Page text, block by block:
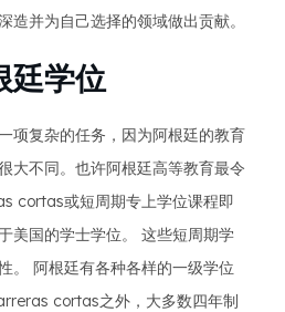
造并为自己选择的领域做出贡献。
廷学位
项复杂的任务，因为阿根廷的教育
大不同。也许阿根廷高等教育最令
cortas或短周期专上学位课程即
美国的学士学位。 这些短周期学
。 阿根廷有各种各样的一级学位
cortas之外，大多数四年制